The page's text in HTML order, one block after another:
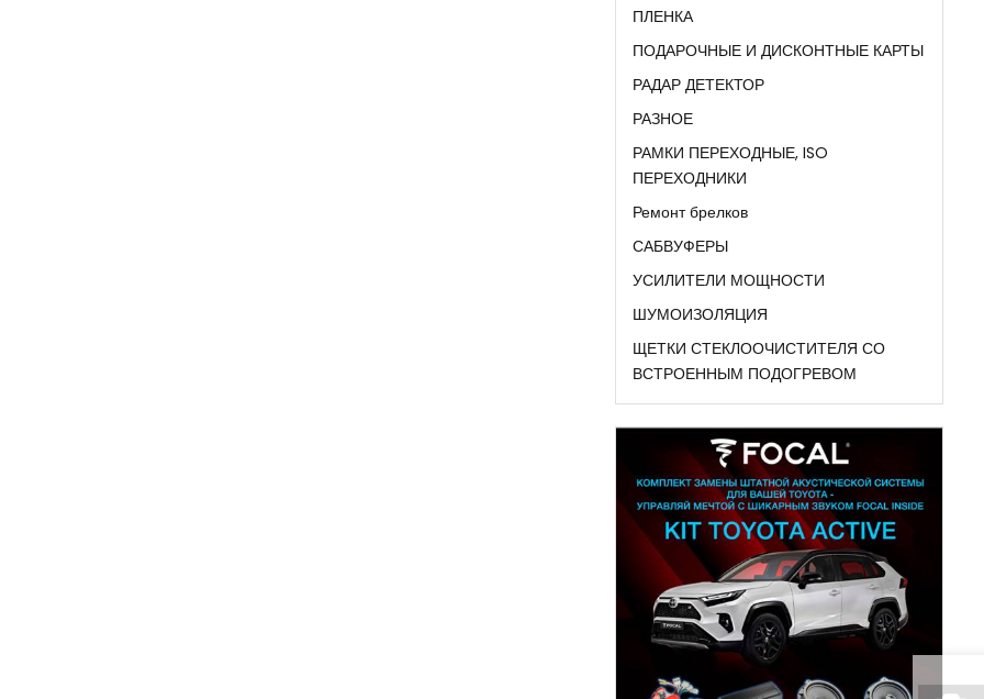
ПЛЕНКА
ПОДАРОЧНЫЕ И ДИСКОНТНЫЕ КАРТЫ
РАДАР ДЕТЕКТОР
РАЗНОЕ
РАМКИ ПЕРЕХОДНЫЕ, ISO
ПЕРЕХОДНИКИ
Ремонт брелков
САБВУФЕРЫ
УСИЛИТЕЛИ МОЩНОСТИ
ШУМОИЗОЛЯЦИЯ
ЩЕТКИ СТЕКЛООЧИСТИТЕЛЯ СО
ВСТРОЕННЫМ ПОДОГРЕВОМ